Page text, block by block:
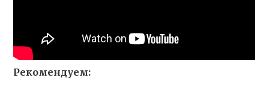
Рекомендуем: